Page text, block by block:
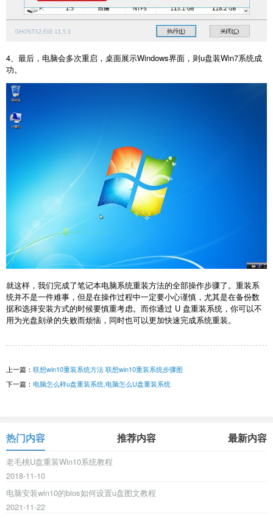
4、最后，电脑会多次重启，桌面展示Windows界面，则u盘装Win7系统成
功。
就这样，我们完成了笔记本电脑系统重装方法的全部操作步骤了。重装系
统并不是一件难事，但是在操作过程中一定要小心谨慎，尤其是在备份数
据和选择安装方式的时候要慎重考虑。而你通过 U 盘重装系统，你可以不
用为光盘刻录的失败而烦恼，同时也可以更加快速完成系统重装。
上一篇： 联想win10重装系统方法 联想win10重装系统步骤图
下一篇： 电脑怎么样u盘重装系统,电脑怎么U盘重装系统
热门内容 推荐内容 最新内容
老毛桃U盘重装Win10系统教程
2018-11-10
电脑安装win10的bios如何设置u盘图文教程
2021-11-22